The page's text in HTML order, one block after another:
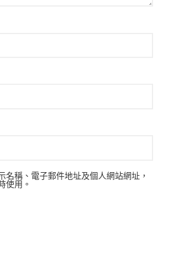
名稱、電子郵件地址及個人網站網址，
使用。